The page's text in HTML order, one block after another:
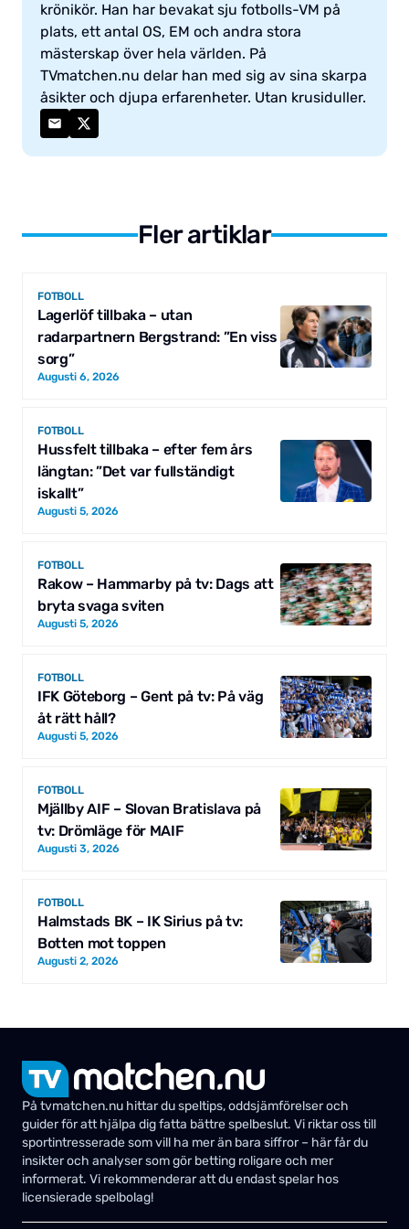
krönikör. Han har bevakat sju fotbolls-VM på
plats, ett antal OS, EM och andra stora
mästerskap över hela världen. På
TVmatchen.nu delar han med sig av sina skarpa
åsikter och djupa erfarenheter. Utan krusiduller.
Fler artiklar
FOTBOLL
Lagerlöf tillbaka – utan
radarpartnern Bergstrand: ”En viss
sorg”
Augusti 6, 2026
FOTBOLL
Hussfelt tillbaka – efter fem års
längtan: ”Det var fullständigt
iskallt”
Augusti 5, 2026
FOTBOLL
Rakow – Hammarby på tv: Dags att
bryta svaga sviten
Augusti 5, 2026
FOTBOLL
IFK Göteborg – Gent på tv: På väg
åt rätt håll?
Augusti 5, 2026
FOTBOLL
Mjällby AIF – Slovan Bratislava på
tv: Drömläge för MAIF
Augusti 3, 2026
FOTBOLL
Halmstads BK – IK Sirius på tv:
Botten mot toppen
Augusti 2, 2026
På tvmatchen.nu hittar du speltips, oddsjämförelser och
guider för att hjälpa dig fatta bättre spelbeslut. Vi riktar oss till
sportintresserade som vill ha mer än bara siffror – här får du
insikter och analyser som gör betting roligare och mer
informerat. Vi rekommenderar att du endast spelar hos
licensierade spelbolag!